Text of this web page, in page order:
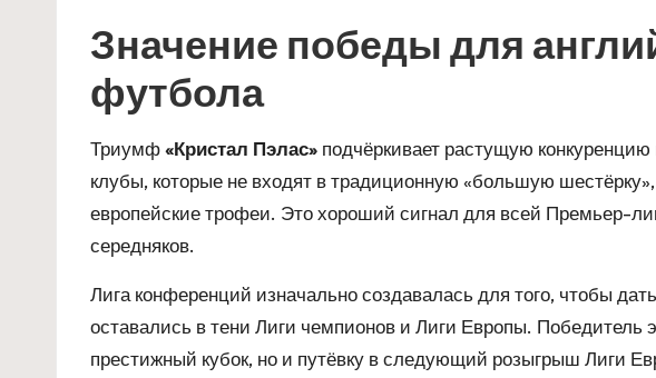
Значение победы для
футбола
Триумф«Кристал Пэлас» подчёркивает растущую
клубы, которые не входят в традиционную «большую
европейские трофеи. Это хороший сигнал для всей Премьер-
середняков.
Лига конференций изначально создавалась для того, чтобы
оставались в тени Лиги чемпионов и Лиги Европы. Победитель
престижный кубок, но и путёвку в следующий розыгрыш Лиги